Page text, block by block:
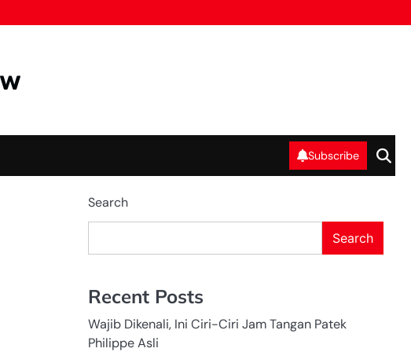
Subscribe
Search
Search
Recent Posts
Wajib Dikenali, Ini Ciri-Ciri Jam Tangan Patek
Philippe Asli